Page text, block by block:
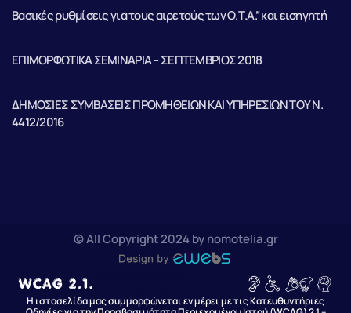
Βασικές ρυθμίσεις για τους αιρετούς των Ο.Τ.Α.” και εισηγητή
ΕΠΙΜΟΡΦΩΤΙΚΑ ΣΕΜΙΝΑΡΙΑ – ΣΕΠΤΕΜΒΡΙΟΣ 2018
ΔΗΜΟΣΙΕΣ ΣΥΜΒΑΣΕΙΣ ΠΡΟΜΗΘΕΙΩΝ ΚΑΙ ΥΠΗΡΕΣΙΩΝ ΤΟΥ Ν.
4412/2016
© All Copyright 2024 by nomotelia.gr
Η ιστοσελίδα μας συμμορφώνεται εν μέρει με τις Κατευθυντήριες